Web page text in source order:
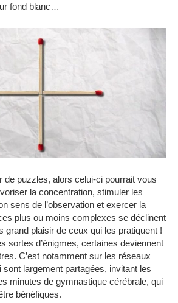
fond blanc…
de puzzles, alors celui-ci pourrait vous
la concentration, stimuler les
sens de l’observation et exercer la
plus ou moins complexes se déclinent
grand plaisir de ceux qui les pratiquent !
sortes d’énigmes, certaines deviennent
C’est notamment sur les réseaux
largement partagées, invitant les
minutes de gymnastique cérébrale, qui
bénéfiques.